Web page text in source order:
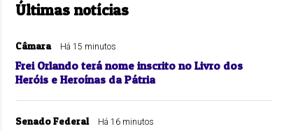
Últimas notícias
Câmara Há 15 minutos
Frei Orlando terá nome inscrito no Livro dos
Heróis e Heroínas da Pátria
Senado Federal Há 16 minutos